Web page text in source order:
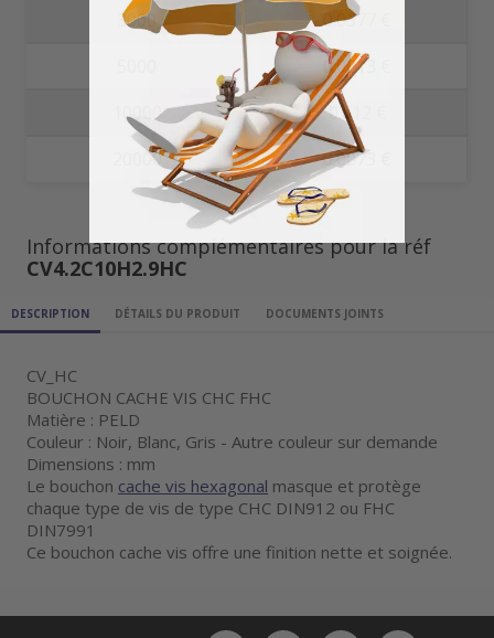
3000
0.0377 €
0.0213 €
10000
0.012 €
20000
0.0073 €
Informations complémentaires pour la réf
CV4.2C10H2.9HC
DESCRIPTION DÉTAILS DU PRODUIT DOCUMENTS JOINTS
CV_HC
BOUCHON CACHE VIS CHC FHC
Matière : PELD
Couleur : Noir, Blanc, Gris - Autre couleur sur demande
Dimensions : mm
Le bouchon cache vis hexagonal masque et protège
chaque type de vis de type CHC DIN912 ou FHC
DIN7991
Ce bouchon cache vis offre une finition nette et soignée.